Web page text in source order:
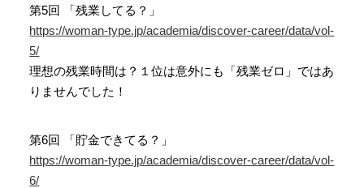
第5回 「残業してる？」
https://woman-type.jp/academia/discover-career/data/vol-
5/
理想の残業時間は？１位は意外にも「残業ゼロ」ではあ
りませんでした！
第6回 「貯金できてる？」
https://woman-type.jp/academia/discover-career/data/vol-
6/